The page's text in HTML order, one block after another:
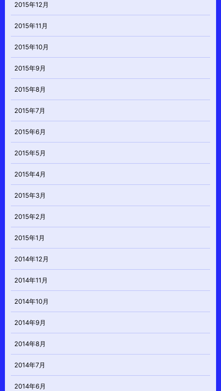
2015年12月
2015年11月
2015年10月
2015年9月
2015年8月
2015年7月
2015年6月
2015年5月
2015年4月
2015年3月
2015年2月
2015年1月
2014年12月
2014年11月
2014年10月
2014年9月
2014年8月
2014年7月
2014年6月